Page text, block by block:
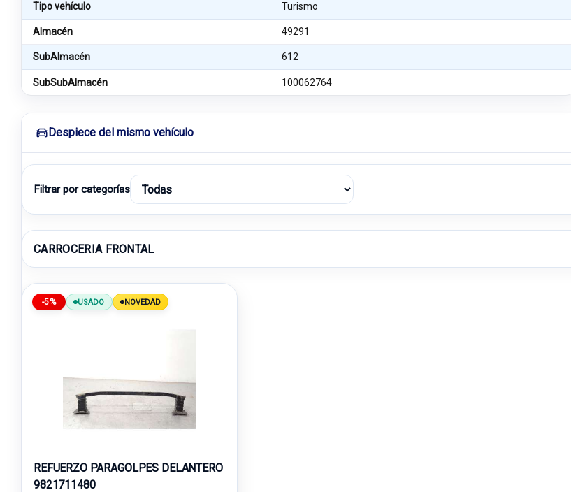
Tipo vehículo Turismo
Almacén 49291
SubAlmacén 612
SubSubAlmacén 100062764
Despiece del mismo vehículo
Filtrar por categorías
CARROCERIA FRONTAL
-5% USADO NOVEDAD
REFUERZO PARAGOLPES DELANTERO
9821711480